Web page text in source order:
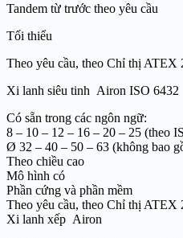
Tandem từ trước theo yêu cầu
Tối thiểu
Theo yêu cầu, theo Chỉ thị
Xi lanh siêu tinh Airon ISO 6432
Có sẵn trong các ngôn ngữ:
8 – 10 – 12 – 16 – 20 – 25 (theo
Ø 32 – 40 – 50 – 63 (không bao
Theo chiều cao
Mô hình có
Phần cứng và phần mềm
Theo yêu cầu, theo Chỉ thị
Xi lanh xếp Airon